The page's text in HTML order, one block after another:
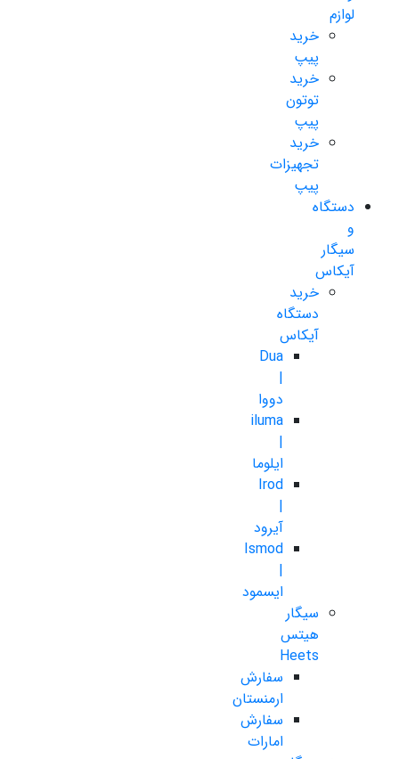
لوازم
خرید
پیپ
خرید
توتون
پیپ
خرید
تجهیزات
پیپ
دستگاه
و
سیگار
آیکاس
خرید
دستگاه
آیکاس
Dua
|
دووا
iluma
|
ایلوما
Irod
|
آیرود
Ismod
|
ایسمود
سیگار
هیتس
Heets
سفارش
ارمنستان
سفارش
امارات